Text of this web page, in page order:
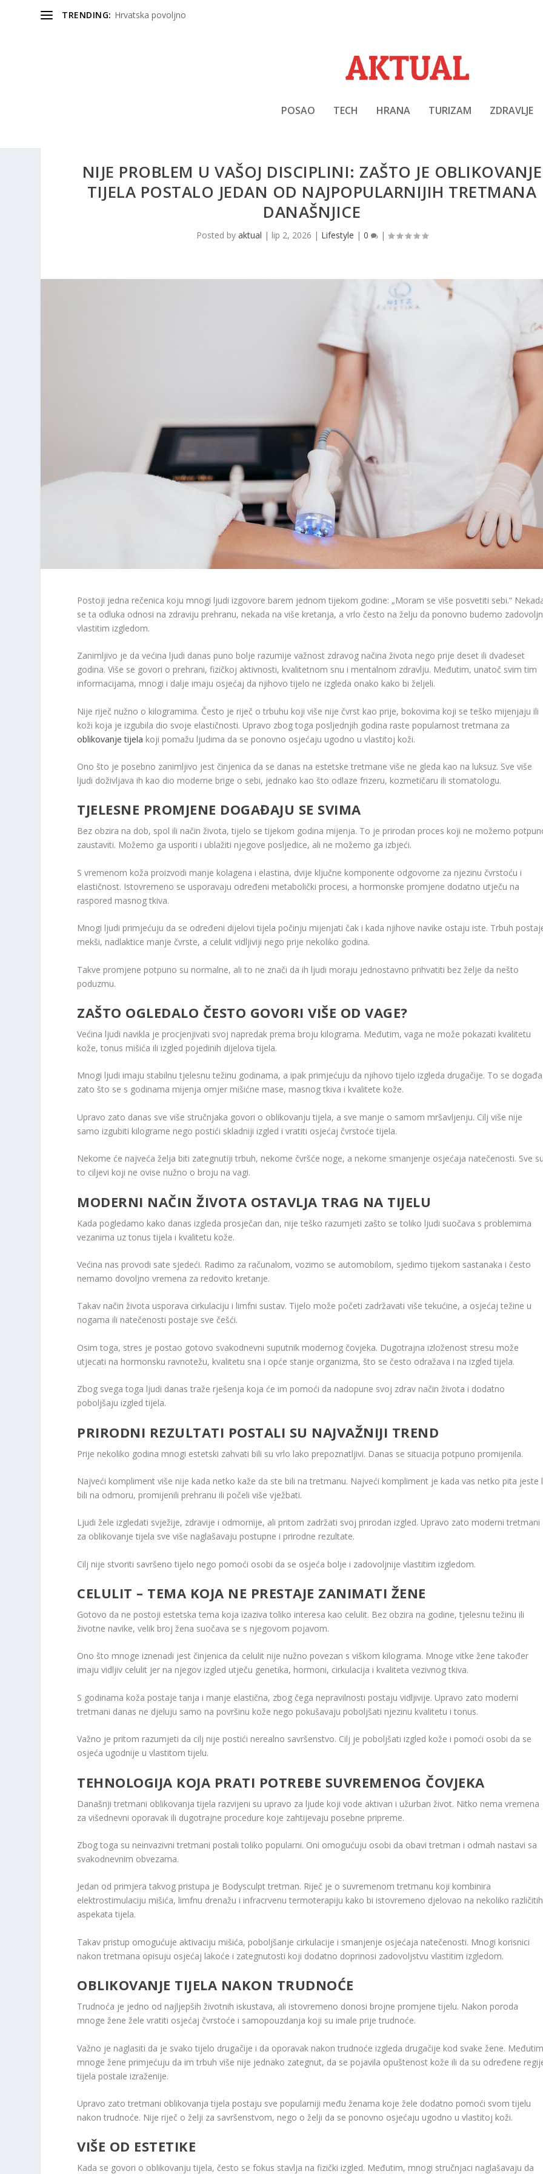
TRENDING: Hrvatska povoljno
POSAO TECH HRANA TURIZAM ZDRAVLJE
NIJE PROBLEM U VAŠOJ DISCIPLINI: ZAŠTO JE OBLIKOVANJE
TIJELA POSTALO JEDAN OD NAJPOPULARNIJIH TRETMANA
DANAŠNJICE
Posted by aktual | lip 2, 2026 | Lifestyle | 0 |
Postoji jedna rečenica koju mnogi ljudi izgovore barem jednom tijekom godine: „Moram se više posvetiti sebi.“
se ta odluka odnosi na zdraviju prehranu, nekada na više kretanja, a vrlo često na želju da ponovno budemo
vlastitim izgledom.
Zanimljivo je da većina ljudi danas puno bolje razumije važnost zdravog načina života nego prije deset ili dvadeset
godina. Više se govori o prehrani, fizičkoj aktivnosti, kvalitetnom snu i mentalnom zdravlju. Međutim, unatoč svim tim
informacijama, mnogi i dalje imaju osjećaj da njihovo tijelo ne izgleda onako kako bi željeli.
Nije riječ nužno o kilogramima. Često je riječ o trbuhu koji više nije čvrst kao prije, bokovima koji se teško mijenjaju ili
koži koja je izgubila dio svoje elastičnosti. Upravo zbog toga posljednjih godina raste popularnost tretmana za
oblikovanje tijela koji pomažu ljudima da se ponovno osjećaju ugodno u vlastitoj koži.
Ono što je posebno zanimljivo jest činjenica da se danas na estetske tretmane više ne gleda kao na luksuz. Sve više
ljudi doživljava ih kao dio moderne brige o sebi, jednako kao što odlaze frizeru, kozmetičaru ili stomatologu.
TJELESNE PROMJENE DOGAĐAJU SE SVIMA
Bez obzira na dob, spol ili način života, tijelo se tijekom godina mijenja. To je prirodan proces koji ne možemo
zaustaviti. Možemo ga usporiti i ublažiti njegove posljedice, ali ne možemo ga izbjeći.
S vremenom koža proizvodi manje kolagena i elastina, dvije ključne komponente odgovorne za njezinu čvrstoću i
elastičnost. Istovremeno se usporavaju određeni metabolički procesi, a hormonske promjene dodatno utječu na
raspored masnog tkiva.
Mnogi ljudi primjećuju da se određeni dijelovi tijela počinju mijenjati čak i kada njihove navike ostaju iste. Trbuh
mekši, nadlaktice manje čvrste, a celulit vidljiviji nego prije nekoliko godina.
Takve promjene potpuno su normalne, ali to ne znači da ih ljudi moraju jednostavno prihvatiti bez želje da nešto
poduzmu.
ZAŠTO OGLEDALO ČESTO GOVORI VIŠE OD VAGE?
Većina ljudi navikla je procjenjivati svoj napredak prema broju kilograma. Međutim, vaga ne može pokazati kvalitetu
kože, tonus mišića ili izgled pojedinih dijelova tijela.
Mnogi ljudi imaju stabilnu tjelesnu težinu godinama, a ipak primjećuju da njihovo tijelo izgleda drugačije. To se događa
zato što se s godinama mijenja omjer mišićne mase, masnog tkiva i kvalitete kože.
Upravo zato danas sve više stručnjaka govori o oblikovanju tijela, a sve manje o samom mršavljenju. Cilj više nije
samo izgubiti kilograme nego postići skladniji izgled i vratiti osjećaj čvrstoće tijela.
Nekome će najveća želja biti zategnutiji trbuh, nekome čvršće noge, a nekome smanjenje osjećaja natečenosti. Sve
to ciljevi koji ne ovise nužno o broju na vagi.
MODERNI NAČIN ŽIVOTA OSTAVLJA TRAG NA TIJELU
Kada pogledamo kako danas izgleda prosječan dan, nije teško razumjeti zašto se toliko ljudi suočava s problemima
vezanima uz tonus tijela i kvalitetu kože.
Većina nas provodi sate sjedeći. Radimo za računalom, vozimo se automobilom, sjedimo tijekom sastanaka i često
nemamo dovoljno vremena za redovito kretanje.
Takav način života usporava cirkulaciju i limfni sustav. Tijelo može početi zadržavati više tekućine, a osjećaj težine u
nogama ili natečenosti postaje sve češći.
Osim toga, stres je postao gotovo svakodnevni suputnik modernog čovjeka. Dugotrajna izloženost stresu može
utjecati na hormonsku ravnotežu, kvalitetu sna i opće stanje organizma, što se često odražava i na izgled tijela.
Zbog svega toga ljudi danas traže rješenja koja će im pomoći da nadopune svoj zdrav način života i dodatno
poboljšaju izgled tijela.
PRIRODNI REZULTATI POSTALI SU NAJVAŽNIJI TREND
Prije nekoliko godina mnogi estetski zahvati bili su vrlo lako prepoznatljivi. Danas se situacija potpuno promijenila.
Najveći kompliment više nije kada netko kaže da ste bili na tretmanu. Najveći kompliment je kada vas netko pita jeste
bili na odmoru, promijenili prehranu ili počeli više vježbati.
Ljudi žele izgledati svježije, zdravije i odmornije, ali pritom zadržati svoj prirodan izgled. Upravo zato moderni tretmani
za oblikovanje tijela sve više naglašavaju postupne i prirodne rezultate.
Cilj nije stvoriti savršeno tijelo nego pomoći osobi da se osjeća bolje i zadovoljnije vlastitim izgledom.
CELULIT – TEMA KOJA NE PRESTAJE ZANIMATI ŽENE
Gotovo da ne postoji estetska tema koja izaziva toliko interesa kao celulit. Bez obzira na godine, tjelesnu težinu ili
životne navike, velik broj žena suočava se s njegovom pojavom.
Ono što mnoge iznenadi jest činjenica da celulit nije nužno povezan s viškom kilograma. Mnoge vitke žene također
imaju vidljiv celulit jer na njegov izgled utječu genetika, hormoni, cirkulacija i kvaliteta vezivnog tkiva.
S godinama koža postaje tanja i manje elastična, zbog čega nepravilnosti postaju vidljivije. Upravo zato moderni
tretmani danas ne djeluju samo na površinu kože nego pokušavaju poboljšati njezinu kvalitetu i tonus.
Važno je pritom razumjeti da cilj nije postići nerealno savršenstvo. Cilj je poboljšati izgled kože i pomoći osobi da se
osjeća ugodnije u vlastitom tijelu.
TEHNOLOGIJA KOJA PRATI POTREBE SUVREMENOG ČOVJEKA
Današnji tretmani oblikovanja tijela razvijeni su upravo za ljude koji vode aktivan i užurban život. Nitko nema vremena
za višednevni oporavak ili dugotrajne procedure koje zahtijevaju posebne pripreme.
Zbog toga su neinvazivni tretmani postali toliko popularni. Oni omogućuju osobi da obavi tretman i odmah nastavi sa
svakodnevnim obvezama.
Jedan od primjera takvog pristupa je Bodysculpt tretman. Riječ je o suvremenom tretmanu koji kombinira
elektrostimulaciju mišića, limfnu drenažu i infracrvenu termoterapiju kako bi istovremeno djelovao na nekoliko različitih
aspekata tijela.
Takav pristup omogućuje aktivaciju mišića, poboljšanje cirkulacije i smanjenje osjećaja natečenosti. Mnogi korisnici
nakon tretmana opisuju osjećaj lakoće i zategnutosti koji dodatno doprinosi zadovoljstvu vlastitim izgledom.
OBLIKOVANJE TIJELA NAKON TRUDNOĆE
Trudnoća je jedno od najljepših životnih iskustava, ali istovremeno donosi brojne promjene tijelu. Nakon poroda
mnoge žene žele vratiti osjećaj čvrstoće i samopouzdanja koji su imale prije trudnoće.
Važno je naglasiti da je svako tijelo drugačije i da oporavak nakon trudnoće izgleda drugačije kod svake žene.
mnoge žene primjećuju da im trbuh više nije jednako zategnut, da se pojavila opuštenost kože ili da su određene
tijela postale izraženije.
Upravo zato tretmani oblikovanja tijela postaju sve popularniji među ženama koje žele dodatno pomoći svom tijelu
nakon trudnoće. Nije riječ o želji za savršenstvom, nego o želji da se ponovno osjećaju ugodno u vlastitoj koži.
VIŠE OD ESTETIKE
Kada se govori o oblikovanju tijela, često se fokus stavlja na fizički izgled. Međutim, mnogi stručnjaci naglašavaju da